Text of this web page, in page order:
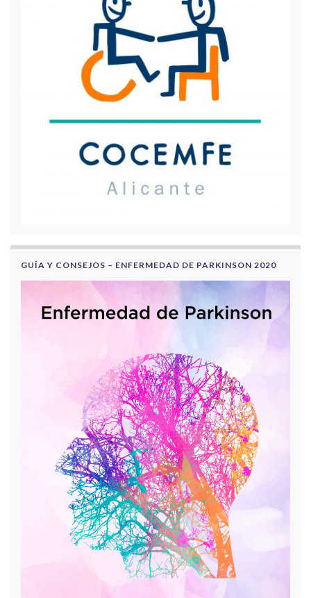
GUÍA Y CONSEJOS – ENFERMEDAD DE PARKINSON 2020